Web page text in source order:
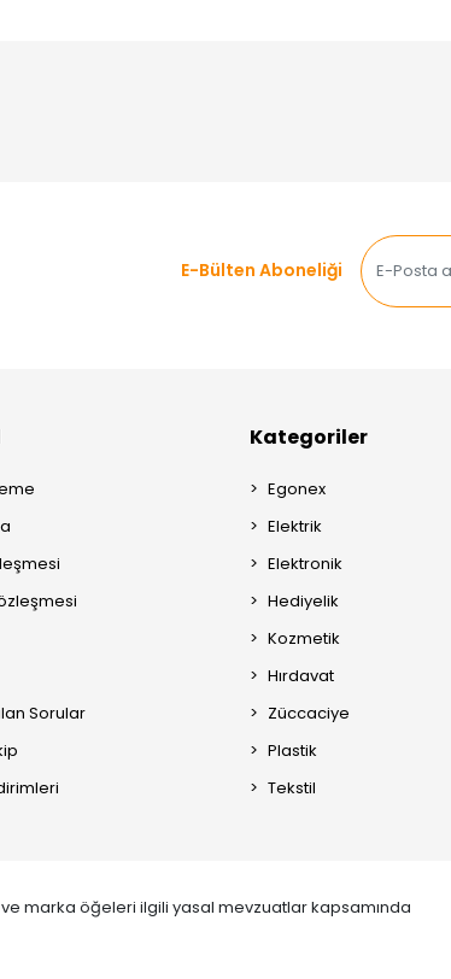
E-Bülten Aboneliği
Sorular
Kategoriler
Egonex
Elektrik
Elektronik
Hediyelik
Kozmetik
Hırdavat
Züccaciye
Plastik
Tekstil
marka öğeleri ilgili yasal mevzuatlar kapsamında